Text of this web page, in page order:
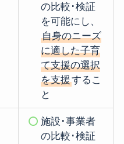
の比較･検証
を可能にし、
自身のニーズ
に適した子育
て支援の選択
を支援するこ
と
施設･事業者
の比較･検証